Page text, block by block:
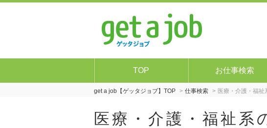
TOP お仕事検索
get a job【ゲッタジョブ】TOP 仕事検索 医療・介護・福祉
医療・介護・福祉系